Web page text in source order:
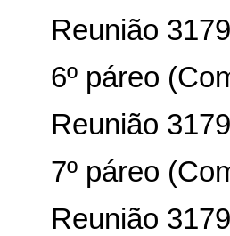
Reunião
6º páreo
Reunião
7º páreo
Reunião